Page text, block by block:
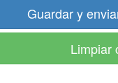
Limpiar